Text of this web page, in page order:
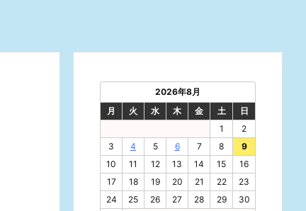
2026年8月
月
火 水 木 金 土
日
1
2
3
4 5 6 7 8
9
10
11 12 13 14 15
16
17
18 19 20 21 22
23
24
25 26 27 28 29
30